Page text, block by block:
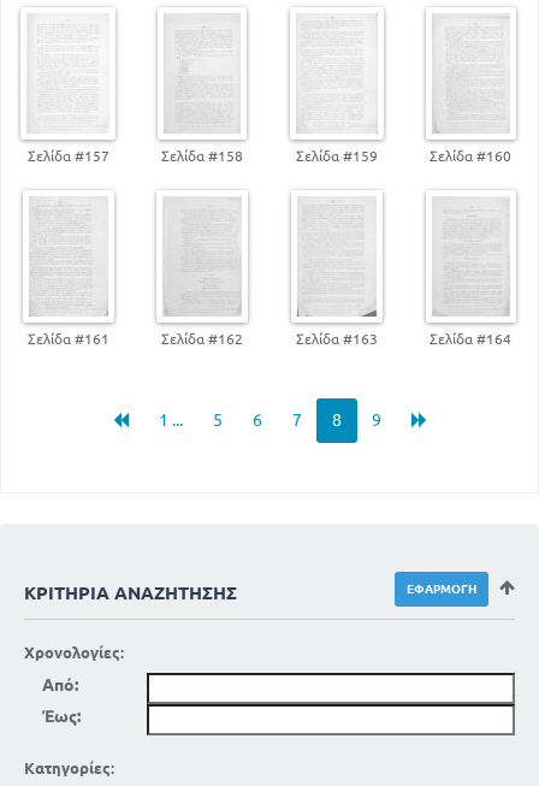
Σελίδα #157 Σελίδα #158 Σελίδα #159 Σελίδα #160
Σελίδα #161 Σελίδα #162 Σελίδα #163 Σελίδα #164
1 ... 5 6 7 8 9
ΚΡΙΤΉΡΙΑ ΑΝΑΖΉΤΗΣΗΣ
Χρονολογίες:
Από:
Έως:
Κατηγορίες: